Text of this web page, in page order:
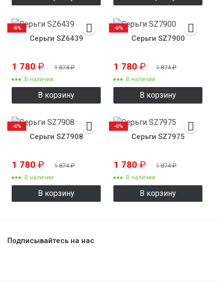
Серьги SZ6439
1 780 ₽ 1 874₽
В наличии
В корзину
-6%
Серьги SZ7900
1 780 ₽ 1 874₽
В наличии
В корзину
-6%
Серьги SZ7908
1 780 ₽ 1 874₽
В наличии
В корзину
-6%
Серьги SZ7975
1 780 ₽ 1 874₽
В наличии
В корзину
-6%
Подписывайтесь на нас